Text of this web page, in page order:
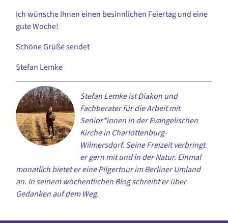
Ich wünsche Ihnen einen besinnlichen Feiertag und eine
gute Woche!
Schöne Grüße sendet
Stefan Lemke
Stefan Lemke ist Diakon und
Fachberater für die Arbeit mit
Senior*innen in der Evangelischen
Kirche in Charlottenburg-
Wilmersdorf. Seine Freizeit verbringt
er gern mit und in der Natur. Einmal
monatlich bietet er eine Pilgertour im Berliner Umland
an. In seinem wöchentlichen Blog schreibt er über
Gedanken auf dem Weg.